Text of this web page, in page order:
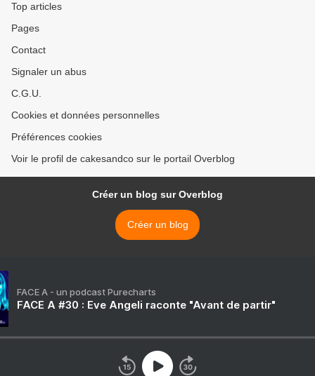
Top articles
Pages
Contact
Signaler un abus
C.G.U.
Cookies et données personnelles
Préférences cookies
Voir le profil de cakesandco sur le portail Overblog
Créer un blog sur Overblog
Créer un blog
FACE A - un podcast Purecharts
FACE A #30 : Eve Angeli raconte "Avant de partir"